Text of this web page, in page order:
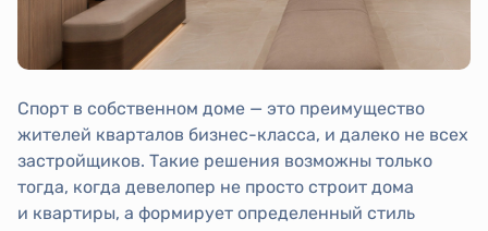
Спорт в собственном доме — это преимущество
жителей кварталов бизнес-класса, и далеко не всех
застройщиков. Такие решения возможны только
тогда, когда девелопер не просто строит дома
и квартиры, а формирует определенный стиль